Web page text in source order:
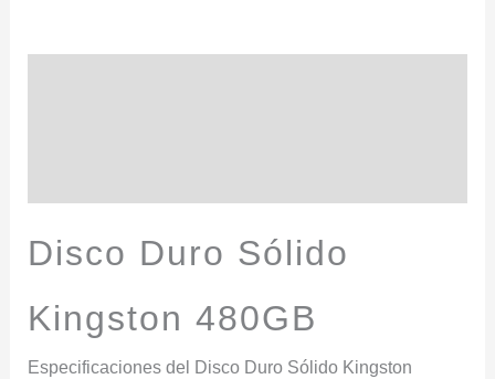
Disco Duro Sólido
Kingston 480GB
Especificaciones del Disco Duro Sólido Kingston